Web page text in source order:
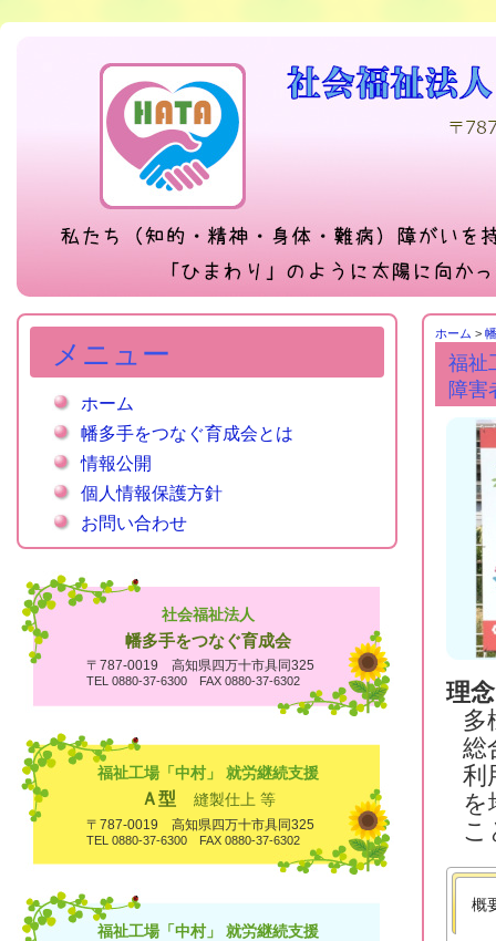
メニュー
ホーム
幡多手をつなぐ育成会とは
情報公開
個人情報保護方針
お問い合わせ
ホーム >
福祉
障害
理念
多
総
利
を
こ
概
社会福祉法人
幡多手をつなぐ育成会
〒787-0019 高知県四万十市具同325
TEL 0880-37-6300 FAX 0880-37-6302
福祉工場「中村」 就労継続支援
Ａ型 縫製仕上 等
〒787-0019 高知県四万十市具同325
TEL 0880-37-6300 FAX 0880-37-6302
福祉工場「中村」 就労継続支援